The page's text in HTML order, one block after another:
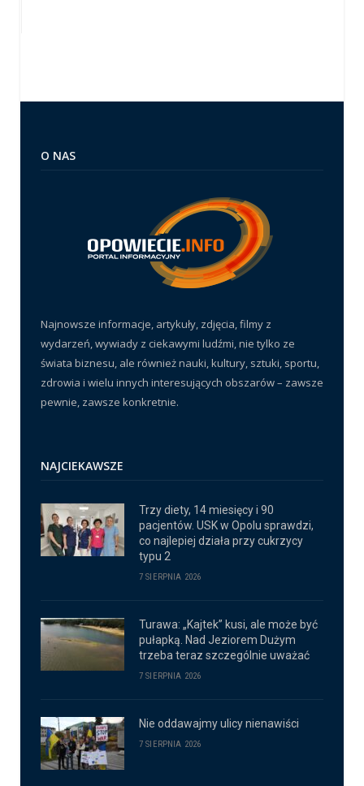
O NAS
Najnowsze informacje, artykuły, zdjęcia, filmy z
wydarzeń, wywiady z ciekawymi ludźmi, nie tylko ze
świata biznesu, ale również nauki, kultury, sztuki, sportu,
zdrowia i wielu innych interesujących obszarów – zawsze
pewnie, zawsze konkretnie.
NAJCIEKAWSZE
Trzy diety, 14 miesięcy i 90
pacjentów. USK w Opolu sprawdzi,
co najlepiej działa przy cukrzycy
typu 2
7 SIERPNIA 2026
Turawa: „Kajtek” kusi, ale może być
pułapką. Nad Jeziorem Dużym
trzeba teraz szczególnie uważać
7 SIERPNIA 2026
Nie oddawajmy ulicy nienawiści
7 SIERPNIA 2026